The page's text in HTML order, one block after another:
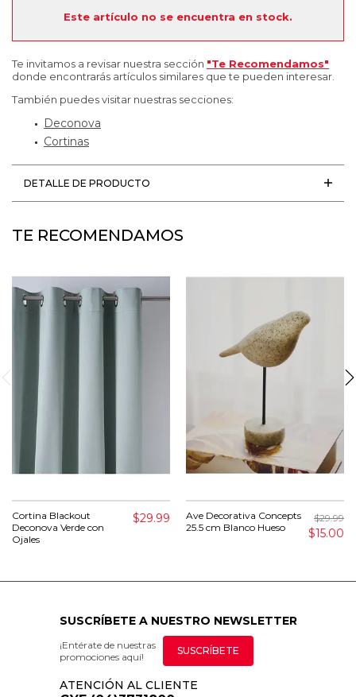
Este artículo no se encuentra en stock.
Te invitamos a revisar nuestra sección "Te Recomendamos"
donde encontrarás artículos similares que te pueden interesar.
También puedes visitar nuestras secciones:
Deconova
Cortinas
DETALLE DE PRODUCTO
TE RECOMENDAMOS
Cortina Blackout
Deconova Verde con
Ojales
$29.99
Ave Decorativa Concepts
25.5 cm Blanco Hueso
$29.99
$15.00
SUSCRÍBETE A NUESTRO NEWSLETTER
¡Entérate de nuestras
promociones aquí!
SUSCRÍBETE
ATENCIÓN AL CLIENTE